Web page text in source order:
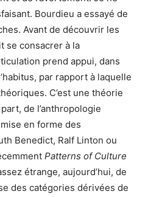
Bourdieu a essayé de
Avant de découvrir les
se consacrer à la
prend appui, dans
par rapport à laquelle
C’est une théorie
de l’anthropologie
en forme des
Benedict, Ralf Linton ou
Patterns of Culture
étrange, aujourd’hui, de
des catégories dérivées de